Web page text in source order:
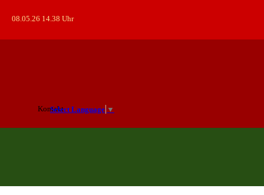
08.05.26 14.38 Uhr
KontaktSelect Language ▼